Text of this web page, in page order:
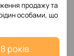
продажу та
особами, що
років